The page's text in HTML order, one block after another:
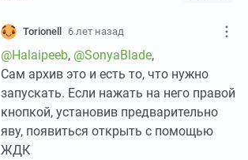
Torionell 6 лет назад
@Halaipeeb, @SonyaBlade,
Сам архив это и есть то, что нужно
запускать. Если нажать на него правой
кнопкой, установив предварительно
яву, появиться открыть с помощью
ЖДК